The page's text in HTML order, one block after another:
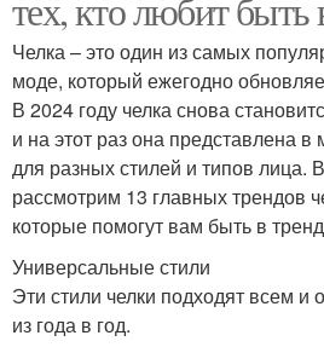
тех, кто любит быть
Челка – это один из самых
моде, который ежегодно
В 2024 году челка снова
и на этот раз она представлена
для разных стилей и типов лица.
рассмотрим 13 главных трендов
которые помогут вам быть в
Универсальные стили
Эти стили челки подходят всем и
из года в год.